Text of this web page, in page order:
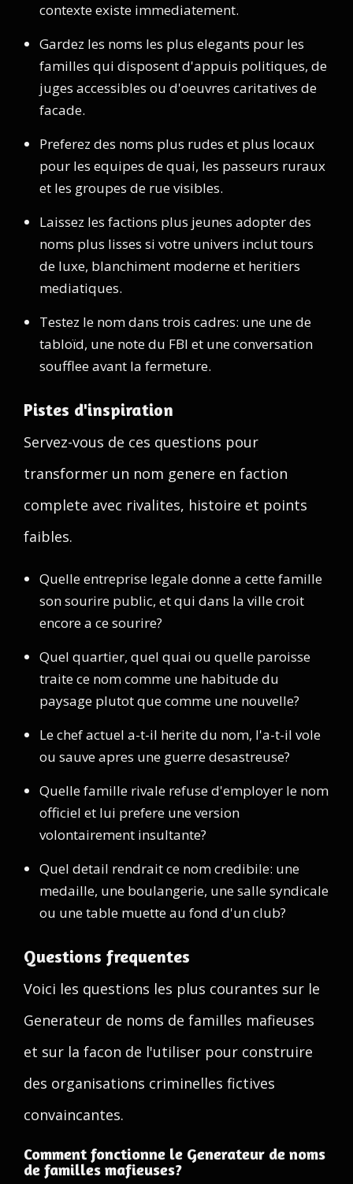
contexte existe immediatement.
Gardez les noms les plus elegants pour les
familles qui disposent d'appuis politiques, de
juges accessibles ou d'oeuvres caritatives de
facade.
Preferez des noms plus rudes et plus locaux
pour les equipes de quai, les passeurs ruraux
et les groupes de rue visibles.
Laissez les factions plus jeunes adopter des
noms plus lisses si votre univers inclut tours
de luxe, blanchiment moderne et heritiers
mediatiques.
Testez le nom dans trois cadres: une une de
tabloïd, une note du FBI et une conversation
soufflee avant la fermeture.
Pistes d'inspiration
Servez-vous de ces questions pour
transformer un nom genere en faction
complete avec rivalites, histoire et points
faibles.
Quelle entreprise legale donne a cette famille
son sourire public, et qui dans la ville croit
encore a ce sourire?
Quel quartier, quel quai ou quelle paroisse
traite ce nom comme une habitude du
paysage plutot que comme une nouvelle?
Le chef actuel a-t-il herite du nom, l'a-t-il vole
ou sauve apres une guerre desastreuse?
Quelle famille rivale refuse d'employer le nom
officiel et lui prefere une version
volontairement insultante?
Quel detail rendrait ce nom credibile: une
medaille, une boulangerie, une salle syndicale
ou une table muette au fond d'un club?
Questions frequentes
Voici les questions les plus courantes sur le
Generateur de noms de familles mafieuses
et sur la facon de l'utiliser pour construire
des organisations criminelles fictives
convaincantes.
Comment fonctionne le Generateur de noms
de familles mafieuses?